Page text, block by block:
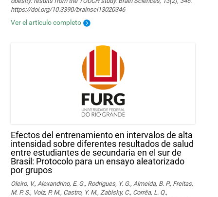
https://doi.org/10.3390/brainsci13020346
Ver el artículo completo
Efectos del entrenamiento en intervalos de alta
intensidad sobre diferentes resultados de salud
entre estudiantes de secundaria en el sur de
Brasil: Protocolo para un ensayo aleatorizado
por grupos
Oleiro, V., Alexandrino, E. G., Rodrigues, Y. G., Almeida, B. P., Freitas,
M. P. S., Volz, P. M., Castro, Y. M., Zabisky, C., Corrêa, L. Q.,